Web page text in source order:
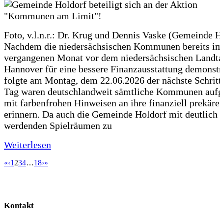
Foto, v.l.n.r.: Dr. Krug und Dennis Vaske (Gemeinde
Nachdem die niedersächsischen Kommunen bereits
vergangenen Monat vor dem niedersächsischen
Hannover für eine bessere Finanzausstattung
folgte am Montag, dem 22.06.2026 der nächste
Tag waren deutschlandweit sämtliche Kommunen
mit farbenfrohen Hinweisen an ihre finanziell
erinnern. Da auch die Gemeinde Holdorf mit deutlich
werdenden Spielräumen zu
Weiterlesen
«‹1 234…18›»
Kontakt